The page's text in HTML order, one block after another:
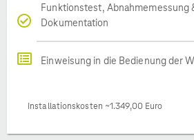
Funktionstest, Abnahmemessung
Dokumentation
Einweisung in die Bedienung der
Installationskosten ~1.349,00 Euro